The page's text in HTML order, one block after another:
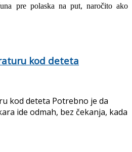
pre polaska na put, naročito ako
kod deteta
kod deteta Potrebno je da
ide odmah, bez čekanja, kada